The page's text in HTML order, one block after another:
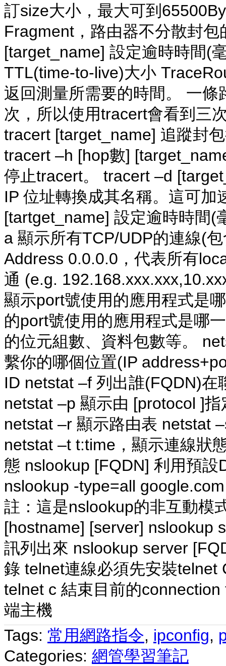
訂size大小，最大可到
Fragment，路由器不分散封
[target_name] 設定逾時時間(
TTL(time-to-live)大小
返回測量所需要的時間。 一
次，所以使用tracert會看到三
tracert [target_name] 追蹤封
tracert –h [hop數]
停止tracert。 tracert –d
IP 位址轉換成其名稱。這可
[tartget_name] 設定逾時時間(
a 顯示所有TCP/UDP的連線(
Address 0.0.0.0，代表所有
通 (e.g.
顯示port號使用的應用程式是
的port號使用的應用程式是哪
的位元組數、資料包數等。
繫你的哪個位置(IP
ID netstat –f 列出誰(FQDN)
netstat –p 顯示由 [protocol ]
netstat –r 顯示路由表 netstat
netstat –t t:time，顯示連線狀
態 nslookup [FQDN] 利用預
nslookup -type=all
註：這是nslookup的非互動模
[hostname] [server] nslookup
訊列出來 nslookup server
錄 telnet連線必須先安裝
telnet c 結束目前的
端主機
Tags: 常用網路指令, ipconfig,
Categories: 網管學習筆記